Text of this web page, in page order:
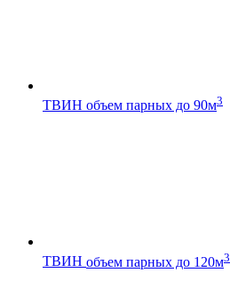
ТВИН объем парных до 90м3
ТВИН объем парных до 120м3